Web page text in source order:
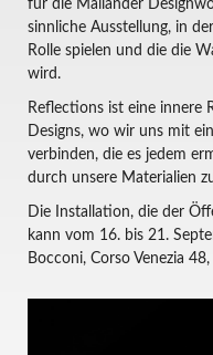
für die Mailänder
sinnliche Ausstellung, in
Rolle spielen und die die
wird.
Reflections ist eine innere
Designs, wo wir uns mit
verbinden, die es jedem
durch unsere Materialien
Die Installation, die der
kann vom 16. bis 21.
Bocconi, Corso Venezia